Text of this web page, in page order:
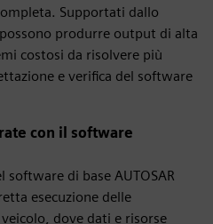
Supportati dallo
produrre output di alta
costosi da risolvere più
e verifica del software
con il software
di base AUTOSAR
esecuzione delle
dove dati e risorse